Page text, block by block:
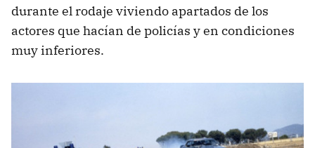
durante el rodaje viviendo apartados de los
actores que hacían de policías y en condiciones
muy inferiores.